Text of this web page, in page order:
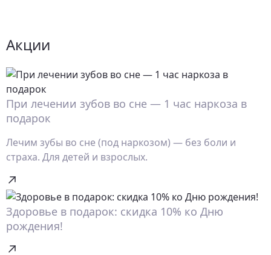
Акции
При лечении зубов во сне — 1 час наркоза в
подарок
Лечим зубы во сне (под наркозом) — без боли и
страха. Для детей и взрослых.
Здоровье в подарок: скидка 10% ко Дню
рождения!